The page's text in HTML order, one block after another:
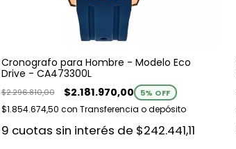
Cronografo para Hombre - Modelo Eco
Drive - CA473300L
$2.296.810,00 $2.181.970,00 5% OFF
$1.854.674,50 con Transferencia o depósito
9 cuotas sin interés de $242.441,11